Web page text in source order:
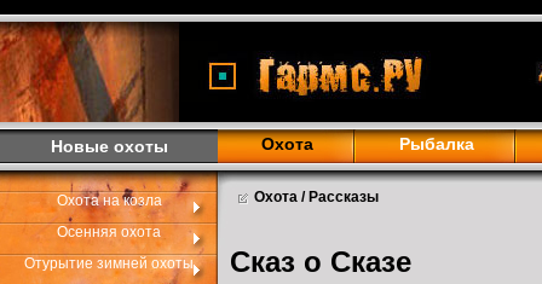
Новые охоты Охота Рыбалка
Охота на козла
Осенняя охота
Отурытие зимней охоты
Охота / Рассказы
Сказ о Сказе